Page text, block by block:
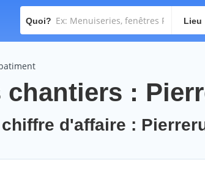
Quoi? Lieu
:
d'affaire :